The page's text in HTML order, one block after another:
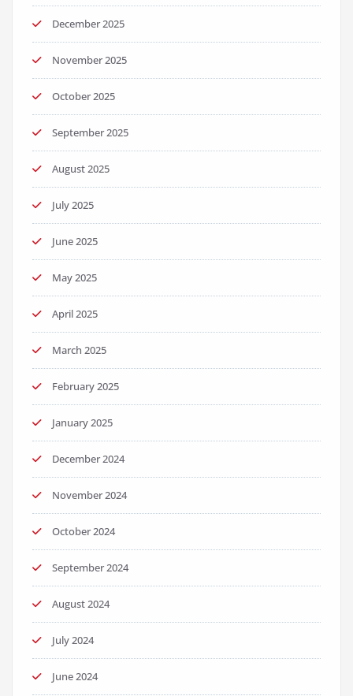
December 2025
November 2025
October 2025
September 2025
August 2025
July 2025
June 2025
May 2025
April 2025
March 2025
February 2025
January 2025
December 2024
November 2024
October 2024
September 2024
August 2024
July 2024
June 2024